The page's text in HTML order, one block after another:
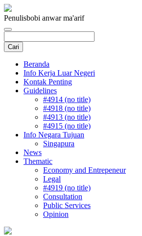
Penulisbobi anwar ma'arif
Beranda
Info Kerja Luar Negeri
Kontak Penting
Guidelines
#4914 (no title)
#4918 (no title)
#4913 (no title)
#4915 (no title)
Info Negara Tujuan
Singapura
News
Thematic
Economy and Entrepeneur
Legal
#4919 (no title)
Consultation
Public Services
Opinion